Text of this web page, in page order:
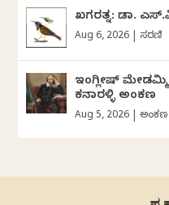
ಖಗರತ್ನ: ಡಾ.
Aug 6, 2026 ಸರಣಿ
ಇಂಗ್ಲೀಷ್
ಕನಾರಳ್ಳಿ ಅಂಕಣ
Aug 5, 2026 ಅಂಕಣ